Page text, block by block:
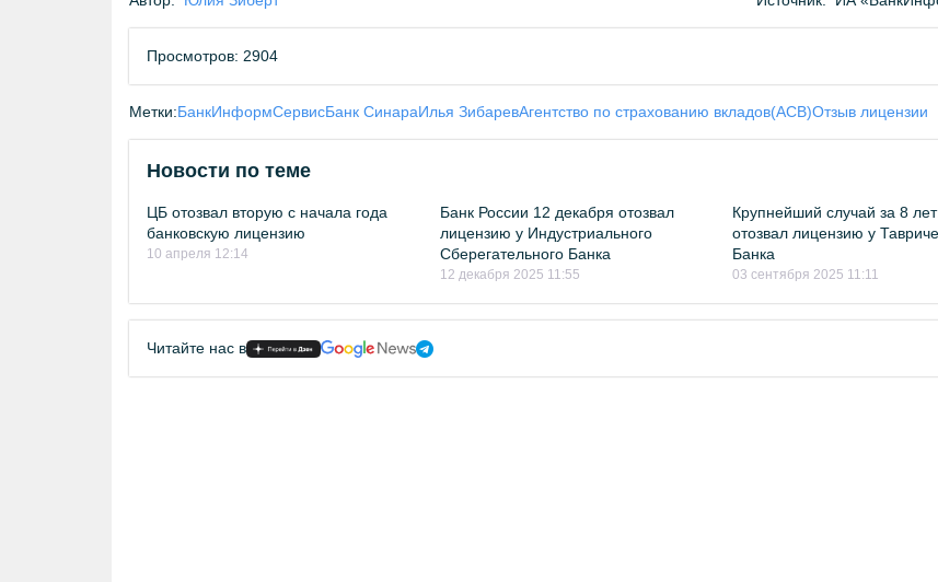
Просмотров: 2904
Метки:БанкИнформСервисБанк СинараИлья ЗибаревАгентство по страхованию вкладов(АСВ)Отзыв лицензии
Новости по теме
ЦБ отозвал вторую с начала года
банковскую лицензию
10 апреля 12:14
Банк России 12 декабря отозвал
лицензию у Индустриального
Сберегательного Банка
12 декабря 2025 11:55
Крупнейший случай за 8
отозвал лицензию у
Банка
03 сентября 2025 11:11
Читайте нас в